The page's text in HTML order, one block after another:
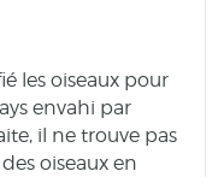
les oiseaux pour
envahi par
il ne trouve pas
oiseaux en